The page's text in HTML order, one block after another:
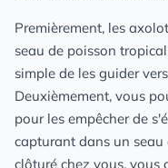
Premièrement, les
seau de poisson
simple de les guider
Deuxièmement, vous
pour les empêcher de
capturant dans un
clôturé chez vous, vous